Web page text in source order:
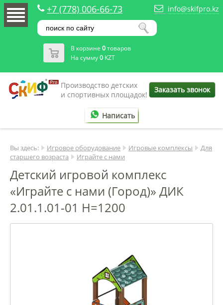
+7 (778) 006-66-73 info@skifpro.kz
В корзине 0товаров
На сумму0 KZT
Производство детских
и спортивных площадок!
Заказать звонок
Написать
Вы здесь: Игровое оборудование Игровые комплексы
Для
старшего возраста
Играйте с нами
Детский игровой комплекс
«Играйте с нами (Город)» ДИК
2.01.1.01-01 H=1200